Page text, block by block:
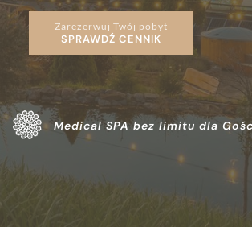
Zarezerwuj Twój pobyt
SPRAWDŹ CENNIK
Medical SPA bez limitu dla